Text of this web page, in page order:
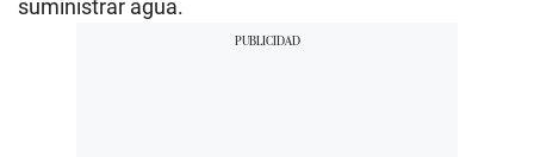
suministrar agua.